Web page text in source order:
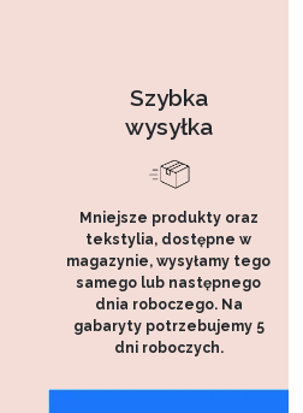
Szybka
wysyłka
Mniejsze produkty oraz
tekstylia, dostępne w
magazynie, wysyłamy tego
samego lub następnego
dnia roboczego. Na
gabaryty potrzebujemy 5
dni roboczych.